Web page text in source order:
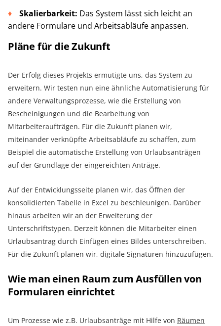
Skalierbarkeit: Das System lässt sich leicht an
andere Formulare und Arbeitsabläufe anpassen.
Pläne für die Zukunft
Der Erfolg dieses Projekts ermutigte uns, das System zu
erweitern. Wir testen nun eine ähnliche Automatisierung für
andere Verwaltungsprozesse, wie die Erstellung von
Bescheinigungen und die Bearbeitung von
Mitarbeiteraufträgen. Für die Zukunft planen wir,
miteinander verknüpfte Arbeitsabläufe zu schaffen, zum
Beispiel die automatische Erstellung von Urlaubsanträgen
auf der Grundlage der eingereichten Anträge.
Auf der Entwicklungsseite planen wir, das Öffnen der
konsolidierten Tabelle in Excel zu beschleunigen. Darüber
hinaus arbeiten wir an der Erweiterung der
Unterschriftstypen. Derzeit können die Mitarbeiter einen
Urlaubsantrag durch Einfügen eines Bildes unterschreiben.
Für die Zukunft planen wir, digitale Signaturen hinzuzufügen.
Wie man einen Raum zum Ausfüllen von
Formularen einrichtet
Um Prozesse wie z.B. Urlaubsanträge mit Hilfe von Räumen